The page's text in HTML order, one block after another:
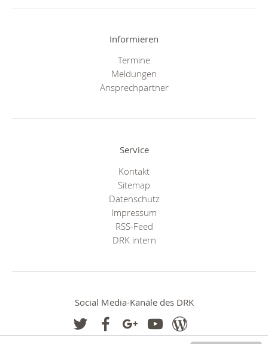
Informieren
Termine
Meldungen
Ansprechpartner
Service
Kontakt
Sitemap
Datenschutz
Impressum
RSS-Feed
DRK intern
Social Media-Kanäle des DRK